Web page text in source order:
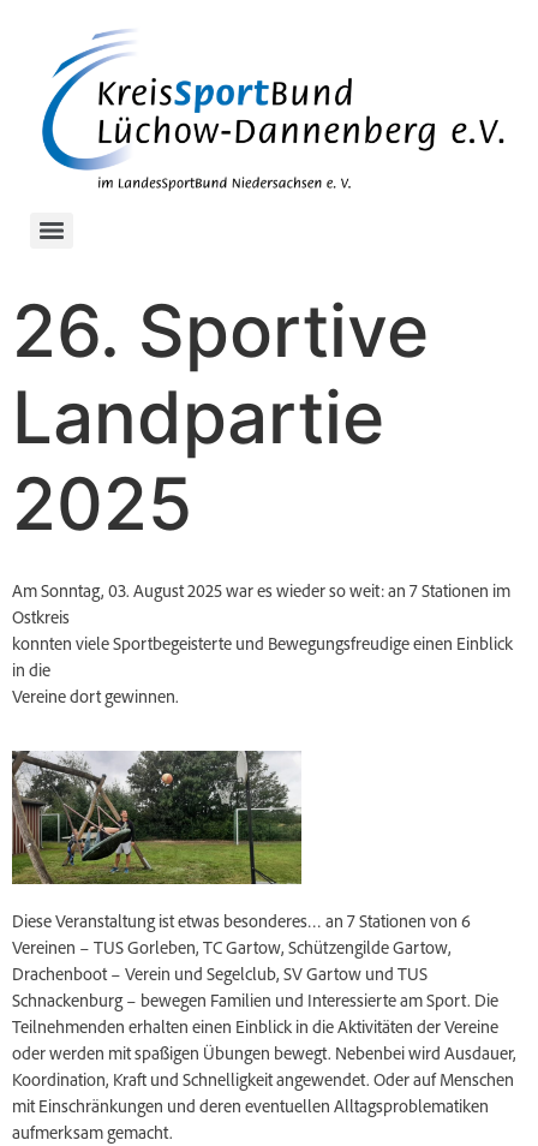
26. Sportive
Landpartie
2025
Am Sonntag, 03. August 2025 war es wieder so weit: an 7 Stationen im
Ostkreis
konnten viele Sportbegeisterte und Bewegungsfreudige einen Einblick
in die
Vereine dort gewinnen.
Diese Veranstaltung ist etwas besonderes… an 7 Stationen von 6
Vereinen – TUS Gorleben, TC Gartow, Schützengilde Gartow,
Drachenboot – Verein und Segelclub, SV Gartow und TUS
Schnackenburg – bewegen Familien und Interessierte am Sport. Die
Teilnehmenden erhalten einen Einblick in die Aktivitäten der Vereine
oder werden mit spaßigen Übungen bewegt. Nebenbei wird Ausdauer,
Koordination, Kraft und Schnelligkeit angewendet. Oder auf Menschen
mit Einschränkungen und deren eventuellen Alltagsproblematiken
aufmerksam gemacht.